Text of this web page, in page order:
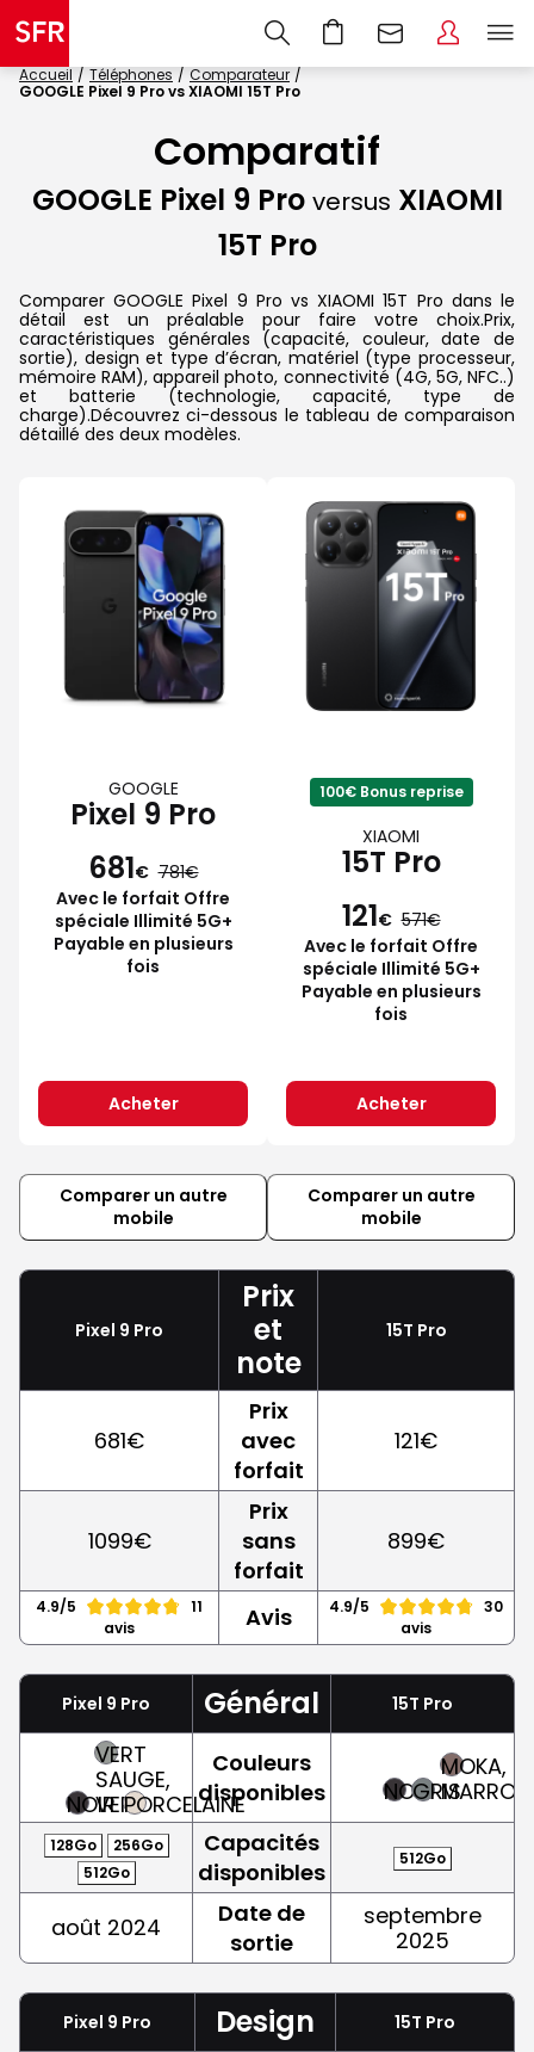
Accueil Téléphones
Comparateur
GOOGLE Pixel 9 Pro vs XIAOMI 15T Pro
Comparatif
GOOGLE Pixel 9 Pro versus XIAOMI
15T Pro
Comparer GOOGLE Pixel 9 Pro vs XIAOMI 15T Pro dans le
détail est un préalable pour faire votre choix.Prix,
caractéristiques générales (capacité, couleur, date de
sortie), design et type d’écran, matériel (type processeur,
mémoire RAM), appareil photo, connectivité (4G, 5G, NFC..)
et batterie (technologie, capacité, type de
charge).Découvrez ci-dessous le tableau de comparaison
détaillé des deux modèles.
GOOGLE
Pixel 9 Pro
681€ 781
Avec le forfait Offre
spéciale Illimité 5G+
Payable en plusieurs
fois
Acheter
100€ Bonus reprise
XIAOMI
15T Pro
121€ 571
Avec le forfait Offre
spéciale Illimité 5G+
Payable en plusieurs
fois
Acheter
Comparer un autre
mobile
Comparer un autre
mobile
Pixel 9 Pro
Prix
et
note
15T Pro
681€
Prix
avec
forfait
121€
1099€
Prix
sans
forfait
899€
4.9/5
11
avis
Avis 4.9/5
30
avis
Pixel 9 Pro Général 15T Pro
NOIR
VERT
SAUGE,
VERTPORCELAINE
Couleurs
disponibles
NOIRGRIS
MOKA,
MARRON
128Go
256Go
512Go
Capacités
disponibles
512Go
août 2024
Date de
sortie
septembre
2025
Pixel 9 Pro Design 15T Pro